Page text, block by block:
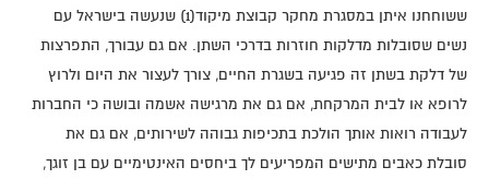
ששוחחנו איתן במסגרת מחקר קבוצת מיקוד(1) שנעשה בישראל עם
נשים שסובלות מדלקות חוזרות בדרכי השתן. אם גם עבורך, התפרצות
של דלקת בשתן זה פגיעה בשגרת החיים, צורך לעצור את היום ולרוץ
לרופא או לבית המרקחת, אם גם את מרגישה אשמה ובושה כי החברות
לעבודה רואות אותך הולכת בתכיפות גבוהה לשירותים, אם גם את
סובלת כאבים מתישים המפריעים לך ביחסים האינטימיים עם בן זוגך,